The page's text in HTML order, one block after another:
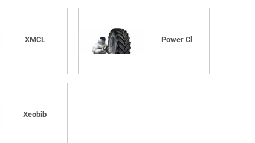
XMCL Power Cl
Xeobib